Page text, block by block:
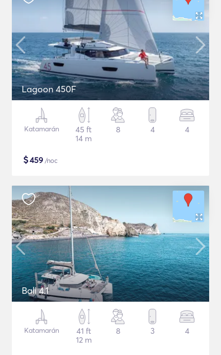
Lagoon 450F
Katamarán
45 ft
14 m
8 4 4
$459 /noc
Bali 4.1
Katamarán
41 ft
12 m
8 3 4